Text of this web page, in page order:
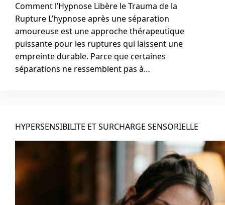
Comment l’Hypnose Libère le Trauma de la
Rupture L’hypnose après une séparation
amoureuse est une approche thérapeutique
puissante pour les ruptures qui laissent une
empreinte durable. Parce que certaines
séparations ne ressemblent pas à…
HYPERSENSIBILITE ET SURCHARGE SENSORIELLE